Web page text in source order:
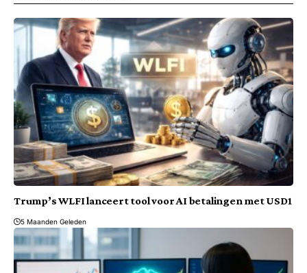
Trump’s WLFI lanceert tool voor AI betalingen met USD1
5 Maanden Geleden